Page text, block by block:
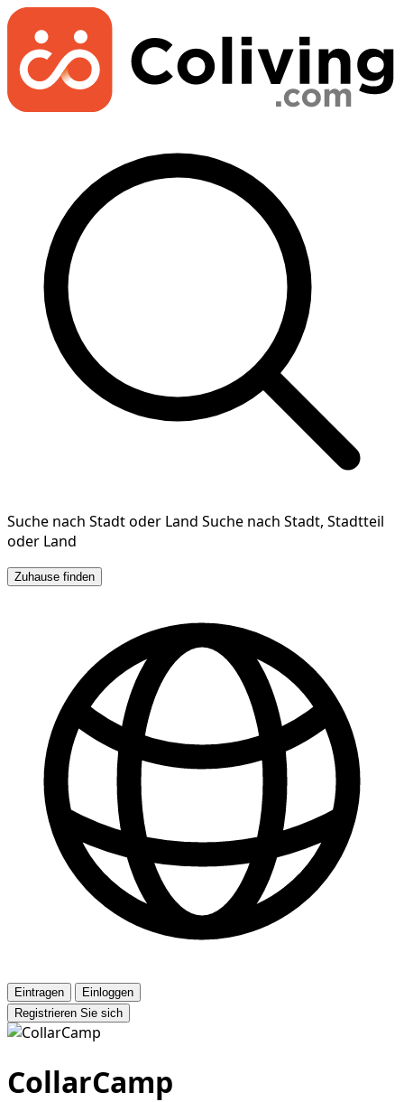
Suche nach Stadt oder Land Suche nach Stadt, Stadtteil
oder Land
Zuhause finden
Eintragen
Einloggen
Registrieren Sie sich
CollarCamp